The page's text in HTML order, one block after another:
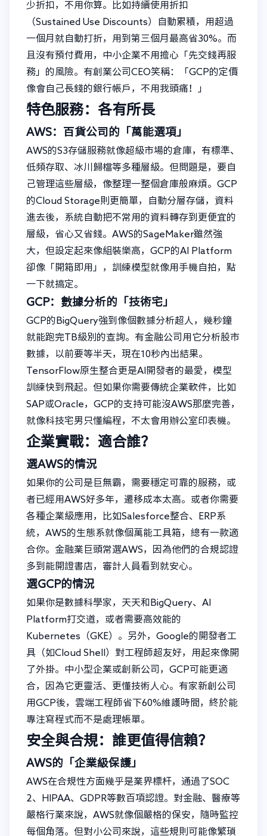
少折扣，不用你算。比如持續使用折扣
（Sustained Use Discounts）自動累積，用超過
一個月就自動打折，用到第三個月最高省30%。而
且沒有預付費用，中小企業不用擔心「先交錢再服
務」的風險。有創業公司CEO笑稱：「GCP的定價
像會自己長錢的銀行帳戶，不用我頭痛！」
特色服務：各有所長
AWS：百貨公司的「萬能選項」
AWS的S3存儲服務就像超級市場的倉庫，有標準、
低頻存取、冰川歸檔等多種層級。但問題是，要自
己管理這些層級，像整理一整個倉庫般麻煩。GCP
的Cloud Storage則更簡單，自動分層存儲，資料
進去後，系統自動把不常用的資料轉存到更便宜的
層級，省心又省錢。AWS的SageMaker雖然強
大，但設定起來像組裝樂高，GCP的AI Platform
卻像「開箱即用」，訓練模型就像用手機自拍，點
一下就搞定。
GCP：數據分析的「技術宅」
GCP的BigQuery強到像個數據分析超人，幾秒鐘
就能跑完TB級別的查詢。有金融公司用它分析股市
數據，以前要等半天，現在10秒內出結果。
TensorFlow原生整合更是AI開發者的最愛，模型
訓練快到飛起。但如果你需要傳統企業軟件，比如
SAP或Oracle，GCP的支持可能沒AWS那麼完善，
就像科技宅男只懂編程，不太會用辦公室印表機。
企業實戰：適合誰？
選AWS的情況
如果你的公司是巨無霸，需要穩定可靠的服務，或
者已經用AWS好多年，遷移成本太高。或者你需要
各種企業級應用，比如Salesforce整合、ERP系
統，AWS的生態系就像個萬能工具箱，總有一款適
合你。金融業巨頭常選AWS，因為他們的合規認證
多到能開證書店，審計人員看到就安心。
選GCP的情況
如果你是數據科學家，天天和BigQuery、AI
Platform打交道，或者需要高效能的
Kubernetes（GKE）。另外，Google的開發者工
具（如Cloud Shell）對工程師超友好，用起來像開
了外掛。中小型企業或創新公司，GCP可能更適
合，因為它更靈活、更懂技術人心。有家新創公司
用GCP後，雲端工程師省下60%維護時間，終於能
專注寫程式而不是處理帳單。
安全與合規：誰更值得信賴？
AWS的「企業級保護」
AWS在合規性方面幾乎是業界標杆，通過了SOC
2、HIPAA、GDPR等數百項認證。對金融、醫療等
嚴格行業來說，AWS就像個嚴格的保安，隨時監控
每個角落。但對小公司來說，這些規則可能像繁瑣